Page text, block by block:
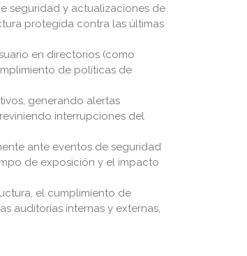
seguridad y actualizaciones de
protegida contra las últimas
en directorios (como
de políticas de
generando alertas
interrupciones del
ante eventos de seguridad
de exposición y el impacto
el cumplimiento de
auditorías internas y externas,